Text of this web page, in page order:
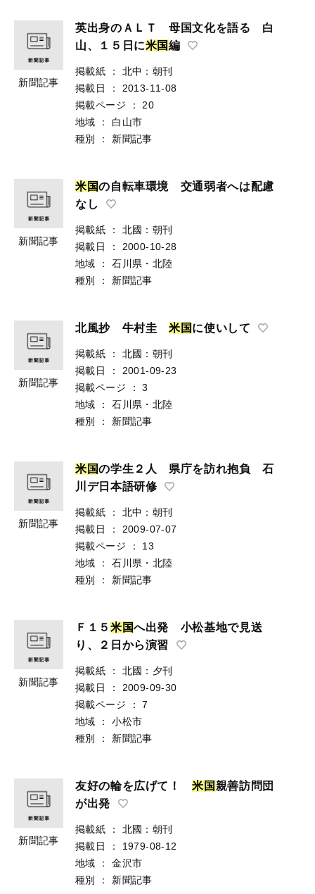
新聞記事
英出身のＡＬＴ 母国文化を語る 白
山、１５日に米国編
掲載紙 ：
北中：朝刊
掲載日
：
2013-11-08
掲載ページ
：
20
地域
：
白山市
種別
： 新聞記事
新聞記事
米 国の自転車環境 交通弱者へは配慮
なし
掲載紙 ：
北國：朝刊
掲載日
：
2000-10-28
地域
：
石川県・北陸
種別
： 新聞記事
新聞記事
北風抄 牛村圭米 国に使いして
掲載紙 ：
北國：朝刊
掲載日
：
2001-09-23
掲載ページ
：
3
地域
：
石川県・北陸
種別
： 新聞記事
新聞記事
米 国の学生２人 県庁を訪れ抱負 石
川デ日本語研修
掲載紙 ：
北中：朝刊
掲載日
：
2009-07-07
掲載ページ
：
13
地域
：
石川県・北陸
種別
： 新聞記事
新聞記事
Ｆ１５ 米 国へ出発 小松基地で見送
り、２日から演習
掲載紙 ：
北國：夕刊
掲載日
：
2009-09-30
掲載ページ
：
7
地域
：
小松市
種別
： 新聞記事
新聞記事
友好の輪を広げて！米 国親善訪問団
が出発
掲載紙 ：
北國：朝刊
掲載日
：
1979-08-12
地域
：
金沢市
種別
： 新聞記事